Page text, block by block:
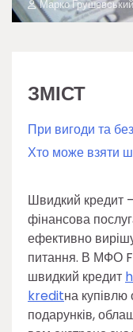
Марко Грушевський
ЗМІСТ
При вигоди та
Хто може взяти
Швидкий кредит
фінансова
ефективно
питання. В МФО
швидкий кредит
kreditна купівлю
подарунків,